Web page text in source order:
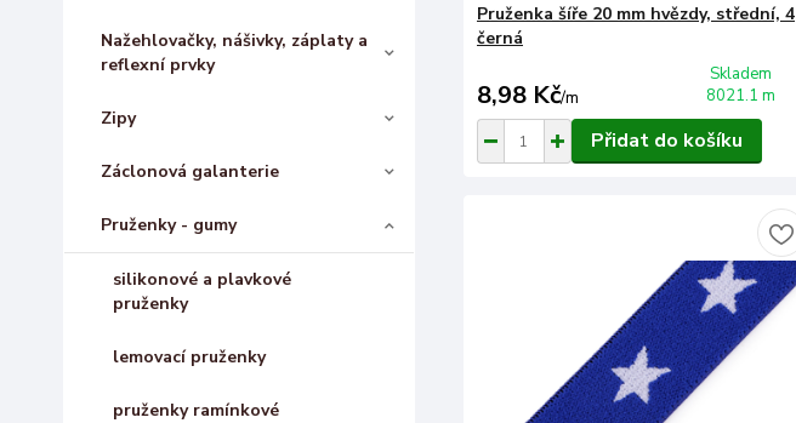
Nažehlovačky, nášivky, záplaty a
reflexní prvky
Zipy
Záclonová galanterie
Pruženky - gumy
silikonové a plavkové
pruženky
lemovací pruženky
pruženky ramínkové
Pruženka šíře 20 mm hvězdy, střední, 4
černá
8,98 Kč/m
Skladem
8021.1 m
Přidat do košíku